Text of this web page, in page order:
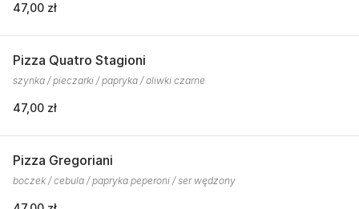
47,00 zł
Pizza Quatro Stagioni
szynka / pieczarki / papryka / oliwki czarne
47,00 zł
Pizza Gregoriani
boczek / cebula / papryka peperoni / ser wędzony